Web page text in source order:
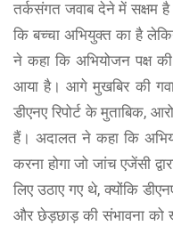
तर्कसंगत जवाब देने में सक्षम
कि बच्चा अभियुक्त का है
ने कहा कि अभियोजन पक्ष
आया है। आगे मुखबिर की
डीएनए रिपोर्ट के मुताबिक,
हैं। अदालत ने कहा कि
करना होगा जो जांच एजेंसी
लिए उठाए गए थे, क्योंकि
और छेड़छाड़ की संभावना को